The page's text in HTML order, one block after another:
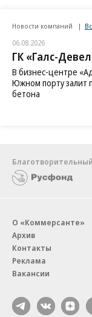
Новости компаний
06.08.2026
ГК «Галс-
В бизнес-центре
Южном порту залит
бетона
О «Коммерсанте»
Архив
Контакты
Реклама
Вакансии